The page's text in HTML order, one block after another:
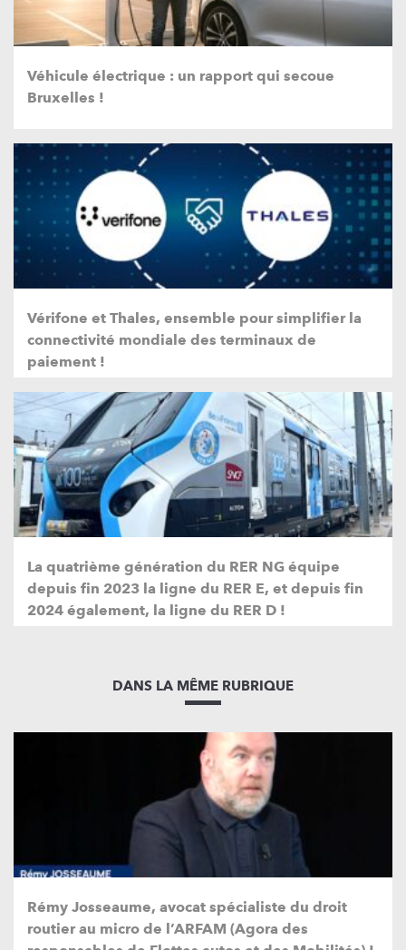
Véhicule électrique : un rapport qui secoue
Bruxelles !
Vérifone et Thales, ensemble pour simplifier la
connectivité mondiale des terminaux de
paiement !
La quatrième génération du RER NG équipe
depuis fin 2023 la ligne du RER E, et depuis fin
2024 également, la ligne du RER D !
DANS LA MÊME RUBRIQUE
Rémy Josseaume, avocat spécialiste du droit
routier au micro de l’ARFAM (Agora des